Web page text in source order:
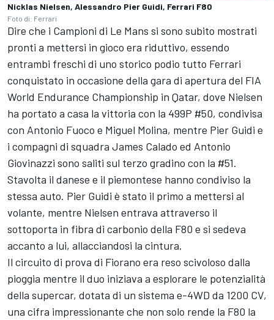
Nicklas Nielsen, Alessandro Pier Guidi, Ferrari F80
Foto di: Ferrari
Dire che i Campioni di Le Mans si sono subito mostrati
pronti a mettersi in gioco era riduttivo, essendo
entrambi freschi di uno storico podio tutto Ferrari
conquistato in occasione della gara di apertura del FIA
World Endurance Championship in Qatar, dove Nielsen
ha portato a casa la vittoria con la 499P #50, condivisa
con Antonio Fuoco e Miguel Molina, mentre Pier Guidi e
i compagni di squadra James Calado ed Antonio
Giovinazzi sono saliti sul terzo gradino con la #51.
Stavolta il danese e il piemontese hanno condiviso la
stessa auto. Pier Guidi è stato il primo a mettersi al
volante, mentre Nielsen entrava attraverso il
sottoporta in fibra di carbonio della F80 e si sedeva
accanto a lui, allacciandosi la cintura.
Il circuito di prova di Fiorano era reso scivoloso dalla
pioggia mentre il duo iniziava a esplorare le potenzialità
della supercar, dotata di un sistema e-4WD da 1200 CV,
una cifra impressionante che non solo rende la F80 la